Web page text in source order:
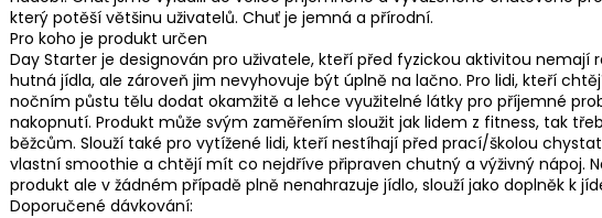
který potěší většinu uživatelů. Chuť je jemná a přírodní.
Pro koho je produkt určen
Day Starter je designován pro uživatele, kteří před fyzickou aktivitou nemají
hutná jídla, ale zároveň jim nevyhovuje být úplně na lačno. Pro lidi, kteří
nočním půstu tělu dodat okamžitě a lehce využitelné látky pro příjemné
nakopnutí. Produkt může svým zaměřením sloužit jak lidem z fitness, tak
běžcům. Slouží také pro vytížené lidi, kteří nestíhají před prací/školou
vlastní smoothie a chtějí mít co nejdříve připraven chutný a výživný nápoj.
produkt ale v žádném případě plně nenahrazuje jídlo, slouží jako doplněk k
Doporučené dávkování: